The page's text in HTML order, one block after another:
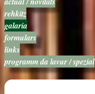
rehkitz
galaria
formulars
links
programm da lavur / spezial